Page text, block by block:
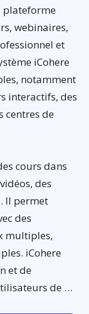
plateforme
webinaires,
et
iCohere
notamment
interactifs, des
centres de
cours dans
des
Il permet
des
multiples,
iCohere
et de
de …